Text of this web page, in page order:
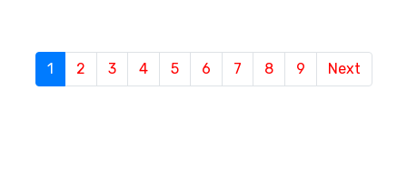
1 (current)
2 3 4 5 6 7 8 9 Next
S
e